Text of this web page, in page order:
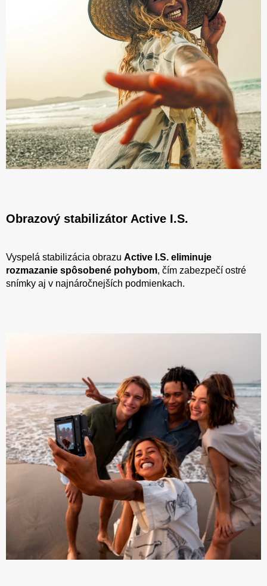
Obrazový stabilizátor Active I.S.
Vyspelá stabilizácia obrazu Active I.S. eliminuje
rozmazanie spôsobené pohybom, čím zabezpečí ostré
snímky aj v najnáročnejších podmienkach.